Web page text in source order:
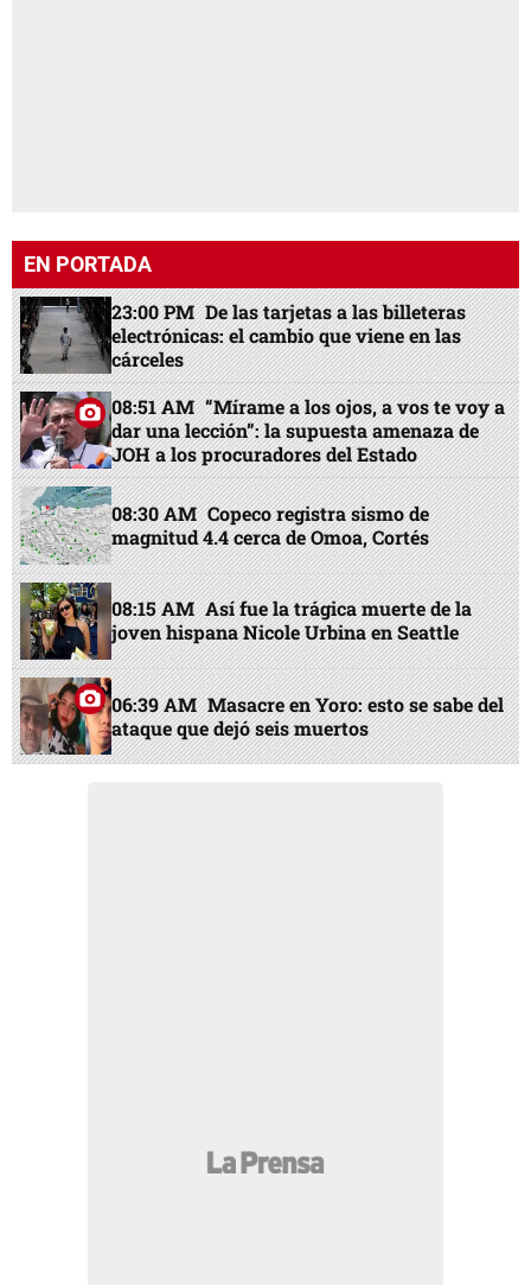
EN PORTADA
23:00 PM De las tarjetas a las billeteras
electrónicas: el cambio que viene en las
cárceles
08:51 AM “Mírame a los ojos, a vos te voy a
dar una lección”: la supuesta amenaza de
JOH a los procuradores del Estado
08:30 AM Copeco registra sismo de
magnitud 4.4 cerca de Omoa, Cortés
08:15 AM Así fue la trágica muerte de la
joven hispana Nicole Urbina en Seattle
06:39 AM Masacre en Yoro: esto se sabe del
ataque que dejó seis muertos